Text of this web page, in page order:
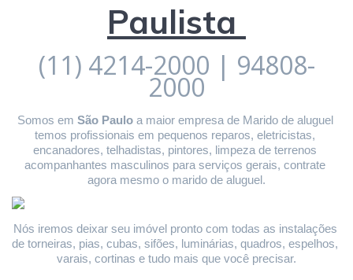
Paulista
(11) 4214-2000 | 94808-
2000
Somos em São Paulo a maior empresa de Marido de aluguel
temos profissionais em pequenos reparos, eletricistas,
encanadores, telhadistas, pintores, limpeza de terrenos
acompanhantes masculinos para serviços gerais, contrate
agora mesmo o marido de aluguel.
Nós iremos deixar seu imóvel pronto com todas as instalações
de torneiras, pias, cubas, sifões, luminárias, quadros, espelhos,
varais, cortinas e tudo mais que você precisar.